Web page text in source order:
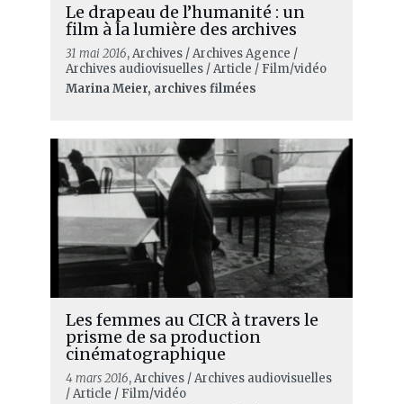
Le drapeau de l’humanité : un
film à la lumière des archives
31 mai 2016, Archives / Archives Agence /
Archives audiovisuelles / Article / Film/vidéo
Marina Meier, archives filmées
Les femmes au CICR à travers le
prisme de sa production
cinématographique
4 mars 2016, Archives / Archives audiovisuelles
/ Article / Film/vidéo